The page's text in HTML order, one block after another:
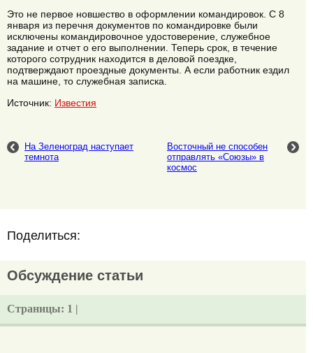
Это не первое новшество в оформлении командировок. С 8
января из перечня документов по командировке были
исключены командировочное удостоверение, служебное
задание и отчет о его выполнении. Теперь срок, в течение
которого сотрудник находится в деловой поездке,
подтверждают проездные документы. А если работник ездил
на машине, то служебная записка.
Источник: Известия
На Зеленоград наступает
темнота
Восточный не способен
отправлять «Союзы» в
космос
Поделиться:
Обсуждение статьи
Страницы: 1 |